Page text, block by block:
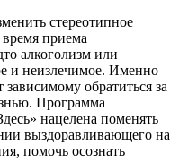
стереотипное
приема
алкоголизм или
и неизлечимое. Именно
обратиться за
Программа
нацелена поменять
выздоравливающего на
помочь осознать